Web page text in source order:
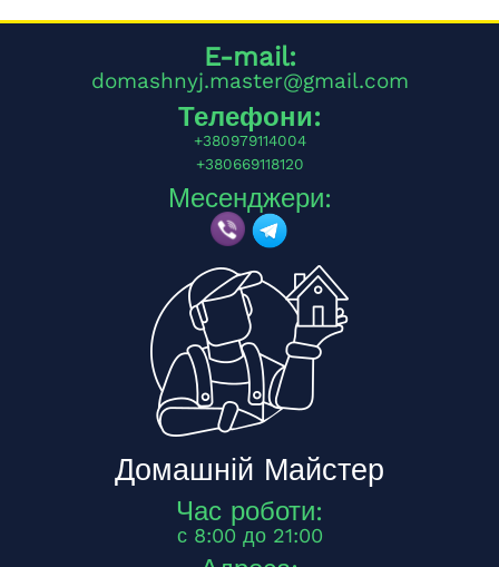
E-mail:
domashnyj.master@gmail.com
Телефони:
+380979114004
+380669118120
Месенджери:
Домашній Майстер
Час роботи:
с 8:00 до 21:00